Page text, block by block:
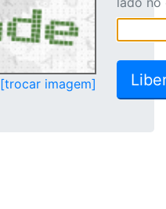
[trocar imagem]